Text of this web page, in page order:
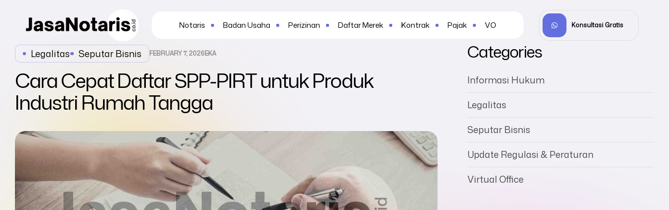
Notaris Badan Usaha Perizinan Daftar Merek Kontrak Pajak VO Konsultasi Gratis
Legalitas, Seputar Bisnis FEBRUARY 7, 2026EKA
Cara Cepat Daftar SPP-PIRT untuk Produk
Industri Rumah Tangga
Categories
Informasi Hukum
Legalitas
Seputar Bisnis
Update Regulasi & Peraturan
Virtual Office